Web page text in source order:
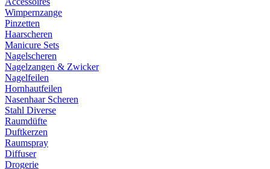
Wimpernzange
Pinzetten
Haarscheren
Manicure Sets
Nagelscheren
Nagelzangen & Zwicker
Nagelfeilen
Hornhautfeilen
Nasenhaar Scheren
Stahl Diverse
Raumdüfte
Duftkerzen
Raumspray
Diffuser
Drogerie